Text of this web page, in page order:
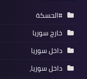
#الحسكة
خارج سوريا
داخل سوريا
داخل سوريا،